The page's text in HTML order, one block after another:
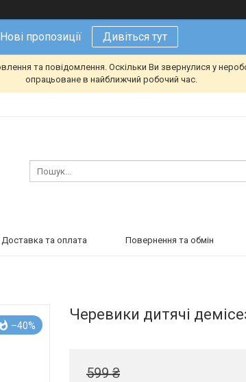
Нові пропозиції Дивіться тут
та повідомлення. Оскільки Ви звернулися у
опрацьоване в найближчий робочий час.
Доставка та оплата Повернення та обмін
–40%
Черевики дитячі
599 ₴